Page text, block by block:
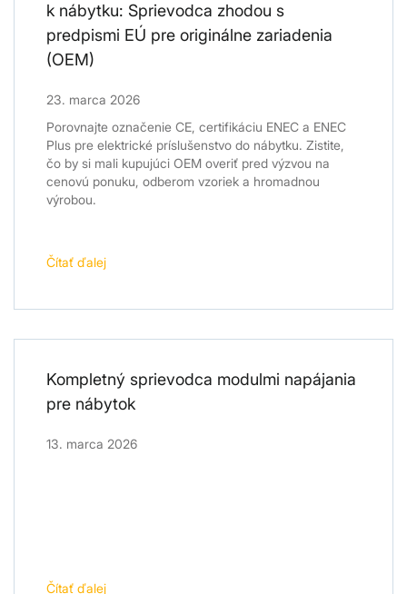
k nábytku: Sprievodca zhodou s
predpismi EÚ pre originálne zariadenia
(OEM)
23. marca 2026
Porovnajte označenie CE, certifikáciu ENEC a ENEC
Plus pre elektrické príslušenstvo do nábytku. Zistite,
čo by si mali kupujúci OEM overiť pred výzvou na
cenovú ponuku, odberom vzoriek a hromadnou
výrobou.
Čítať ďalej
Kompletný sprievodca modulmi napájania
pre nábytok
13. marca 2026
Čítať ďalej